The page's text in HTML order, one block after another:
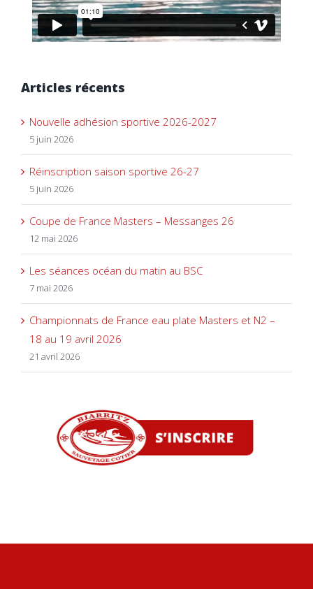
Articles récents
Nouvelle adhésion sportive 2026-2027
5 juin 2026
Réinscription saison sportive 26-27
5 juin 2026
Coupe de France Masters – Messanges 26
12 mai 2026
Les séances océan du matin au BSC
7 mai 2026
Championnats de France eau plate Masters et N2 –
18 au 19 avril 2026
21 avril 2026